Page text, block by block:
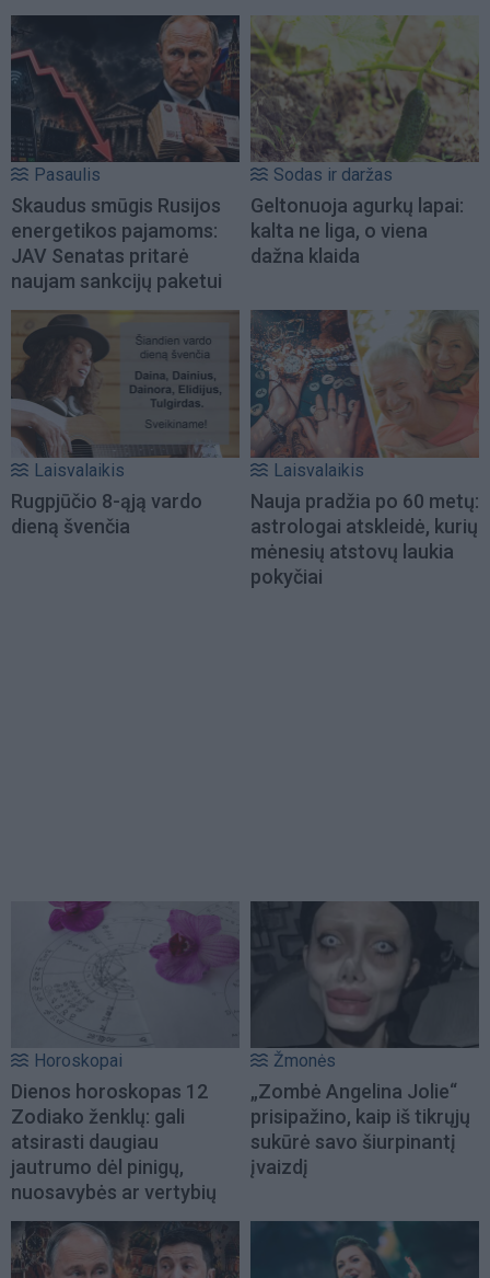
Pasaulis
Skaudus smūgis Rusijos
energetikos pajamoms:
JAV Senatas pritarė
naujam sankcijų paketui
Sodas ir daržas
Geltonuoja agurkų lapai:
kalta ne liga, o viena
dažna klaida
Laisvalaikis
Rugpjūčio 8-ąją vardo
dieną švenčia
Laisvalaikis
Nauja pradžia po 60 metų:
astrologai atskleidė, kurių
mėnesių atstovų laukia
pokyčiai
Horoskopai
Dienos horoskopas 12
Zodiako ženklų: gali
atsirasti daugiau
jautrumo dėl pinigų,
nuosavybės ar vertybių
Žmonės
„Zombė Angelina Jolie“
prisipažino, kaip iš tikrųjų
sukūrė savo šiurpinantį
įvaizdį